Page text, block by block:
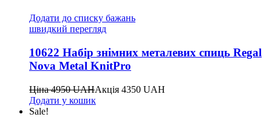
Додати до списку бажань
швидкий перегляд
10622 Набір знімних металевих спиць Regal
Nova Metal KnitPro
Ціна4950UAHАкція 4350 UAH
Додати у кошик
Sale!